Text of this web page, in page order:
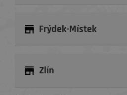
Frýdek-Místek
Zlín